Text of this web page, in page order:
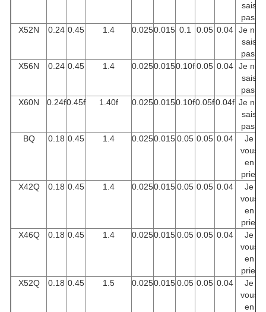
sais
pas.
X52N 0.24 0.45 1.4 0.0250.015 0.1 0.05 0.04 Je ne
sais
pas.
X56N 0.24 0.45 1.4 0.0250.0150.10f0.05 0.04 Je ne
sais
pas.
X60N 0.24f0.45f 1.40f 0.0250.0150.10f0.05f0.04f Je ne
sais
pas.
BQ
0.18 0.45 1.4 0.0250.0150.05 0.05 0.04
Je
vous
en
prie.
X42Q 0.18 0.45 1.4 0.0250.0150.05 0.05 0.04
Je
vous
en
prie.
X46Q 0.18 0.45 1.4 0.0250.0150.05 0.05 0.04
Je
vous
en
prie.
X52Q 0.18 0.45 1.5 0.0250.0150.05 0.05 0.04
Je
vous
en